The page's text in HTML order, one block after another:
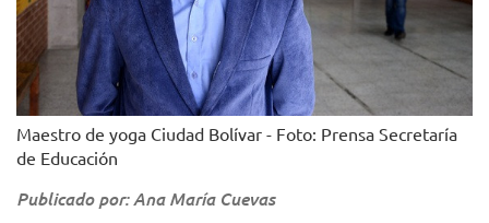
Maestro de yoga Ciudad Bolívar - Foto: Prensa Secretaría
de Educación
Publicado por: Ana María Cuevas